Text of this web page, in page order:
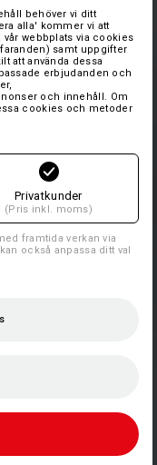
behöver vi ditt
alla' kommer vi att
webbplats via cookies
samt uppgifter
att använda dessa
erbjudanden och
och innehåll. Om
cookies och metoder
Privatkunder
(Pris inkl. moms)
framtida verkan via
också anpassa ditt val